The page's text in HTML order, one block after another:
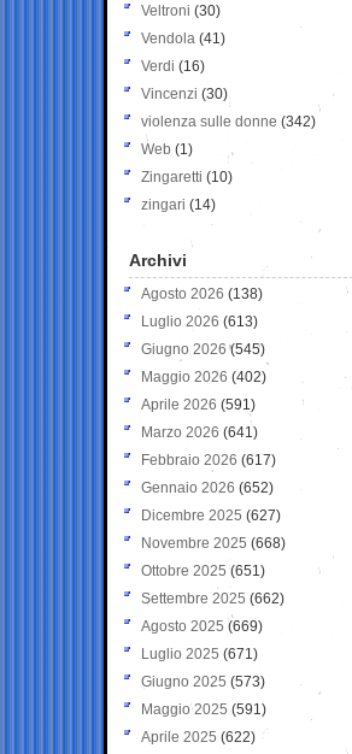
Veltroni (30)
Vendola (41)
Verdi (16)
Vincenzi (30)
violenza sulle donne (342)
Web (1)
Zingaretti (10)
zingari (14)
Archivi
Agosto 2026 (138)
Luglio 2026 (613)
Giugno 2026 (545)
Maggio 2026 (402)
Aprile 2026 (591)
Marzo 2026 (641)
Febbraio 2026 (617)
Gennaio 2026 (652)
Dicembre 2025 (627)
Novembre 2025 (668)
Ottobre 2025 (651)
Settembre 2025 (662)
Agosto 2025 (669)
Luglio 2025 (671)
Giugno 2025 (573)
Maggio 2025 (591)
Aprile 2025 (622)